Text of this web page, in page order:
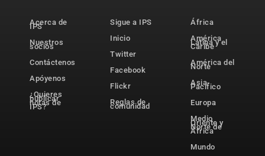
Acerca de
IPS
Nuestros
socios
Contáctenos
Apóyenos
¿Quieres
publicar
notas de
IPS?
Sigue a IPS
Inicio
Twitter
Facebook
Flickr
Reglas de
comunidad
África
América
Latina y el
Caribe
América del
Norte
Asia-
Pacífico
Europa
Medio
Oriente y
Norte de
África
Mundo